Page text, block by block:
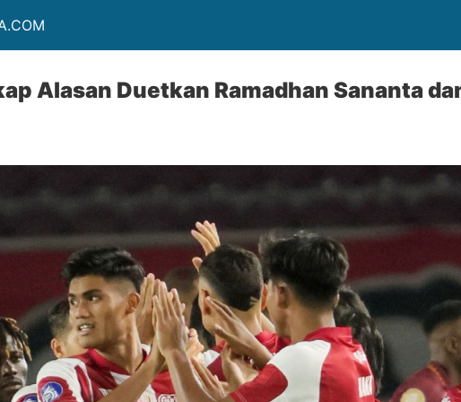
Alasan Duetkan Ramadhan Sananta